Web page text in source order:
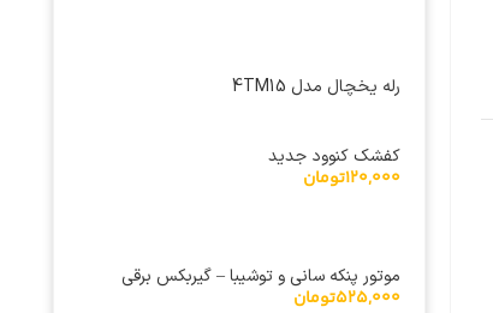
رله یخچال مدل 4TM15
کفشک کنوود جدید
120,000تومان
موتور پنکه سانی و توشیبا – گیربکس برقی
525,000تومان